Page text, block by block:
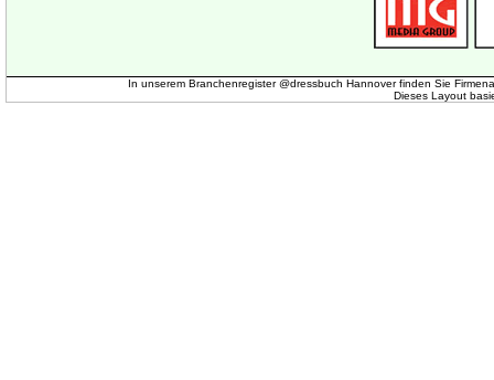
In unserem Branchenregister @dressbuch Hannover finden Sie
Dieses Layout